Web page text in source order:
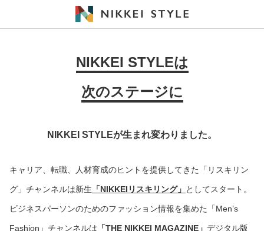
NIKKEI STYLEは
次のステージに
NIKKEI STYLEが生まれ変わりました。
キャリア、転職、人材育成のヒントを提供してきた「リスキリン
グ」チャンネルは新生 「NIKKEIリスキリング」 としてスタート。
ビジネスパーソンのためのファッション情報を集めた「Men’s
Fashion」チャンネルは 「THE NIKKEI MAGAZINE」 デジタル版